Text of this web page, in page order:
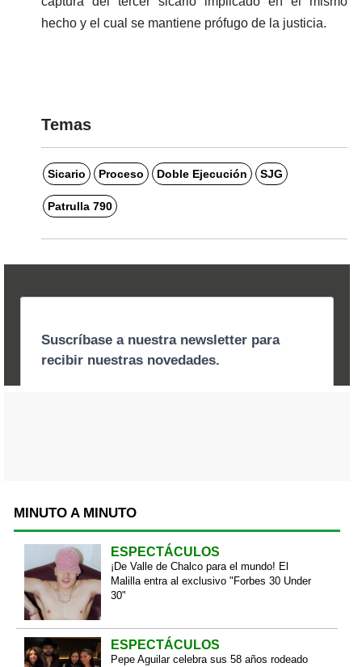
hecho y el cual se mantiene prófugo de la justicia.
Temas
Sicario Proceso Doble Ejecución SJG
Patrulla 790
MINUTO A MINUTO
ESPECTÁCULOS
¡De Valle de Chalco para el mundo! El
Malilla entra al exclusivo "Forbes 30 Under
30"
ESPECTÁCULOS
Pepe Aguilar celebra sus 58 años rodeado